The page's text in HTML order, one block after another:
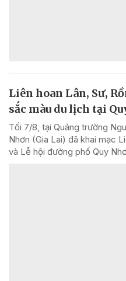
Liên hoan Lân, Sư,
sắc màu du lịch tại
Tối 7/8, tại Quảng trường
Nhơn (Gia Lai) đã khai mạc
và Lễ hội đường phố Quy